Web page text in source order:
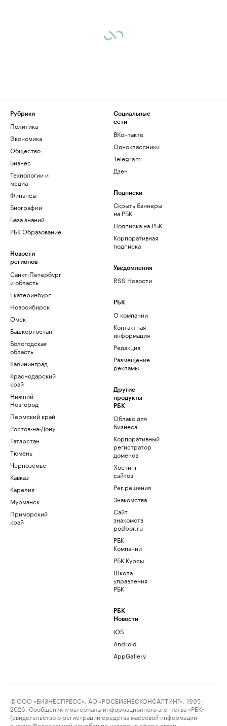
Рубрики
Политика
Экономика
Общество
Бизнес
Технологии и
медиа
Финансы
Биографии
База знаний
РБК Образование
Новости
регионов
Санкт-Петербург
и область
Екатеринбург
Новосибирск
Омск
Башкортостан
Вологодская
область
Калининград
Краснодарский
край
Нижний
Новгород
Пермский край
Ростов-на-Дону
Татарстан
Тюмень
Черноземье
Кавказ
Карелия
Мурманск
Приморский
край
Социальные
сети
ВКонтакте
Одноклассники
Telegram
Дзен
Подписки
Скрыть баннеры
на РБК
Подписка на РБК
Корпоративная
подписка
Уведомления
RSS Новости
РБК
О компании
Контактная
информация
Редакция
Размещение
рекламы
Другие
продукты
РБК
Облако для
бизнеса
Корпоративный
регистратор
доменов
Хостинг
сайтов
Рег.решения
Знакомства
Сайт
знакомств
podbor.ru
РБК
Компании
РБК Курсы
Школа
управления
РБК
РБК
Новости
iOS
Android
AppGallery
© ООО «БИЗНЕСПРЕСС», АО «РОСБИЗНЕСКОНСАЛТИНГ», 1995–
2026. Сообщения и материалы информационного агентства «РБК»
(свидетельство о регистрации средства массовой информации